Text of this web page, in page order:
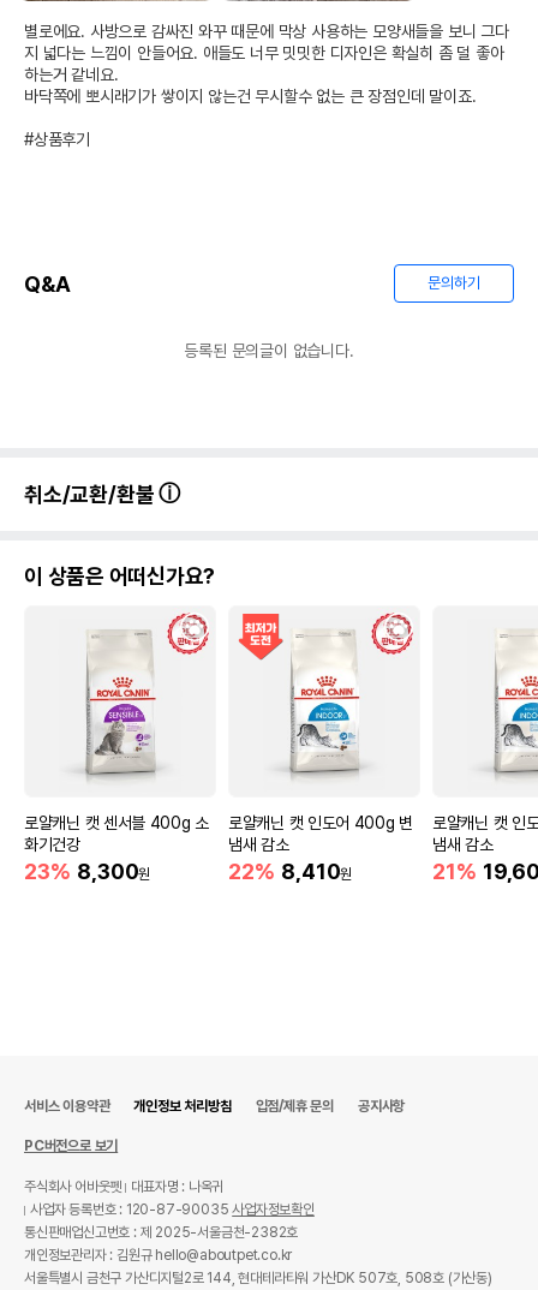
별로에요. 사방으로 감싸진 와꾸 때문에 막상 사용하는 모양새들을 보니 그다
지 넓다는 느낌이 안들어요. 애들도 너무 밋밋한 디자인은 확실히 좀 덜 좋아
하는거 같네요.
바닥쪽에 뽀시래기가 쌓이지 않는건 무시할수 없는 큰 장점인데 말이죠.
#상품후기
Q&A 문의하기
등록된 문의글이 없습니다.
취소/교환/환불
이 상품은 어떠신가요?
로얄캐닌 캣 센서블 400g 소
화기건강
23% 8,300원
로얄캐닌 캣 인도어 400g 변
냄새 감소
22% 8,410원
로얄캐닌 캣 인
냄새 감소
21%
서비스 이용약관 개인정보 처리방침 입점/제휴 문의 공지사항
PC버전으로 보기
주식회사 어바웃펫
대표자명 : 나옥귀
사업자 등록번호 : 120-87-90035사업자정보확인
통신판매업신고번호 : 제 2025-서울금천-2382호
개인정보관리자 : 김원규 hello@aboutpet.co.kr
서울특별시 금천구 가산디지털2로 144, 현대테라타워 가산DK 507호, 508호 (가산동)